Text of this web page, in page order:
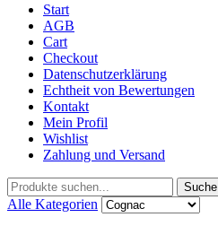
Start
AGB
Cart
Checkout
Datenschutzerklärung
Echtheit von Bewertungen
Kontakt
Mein Profil
Wishlist
Zahlung und Versand
Suche
Alle Kategorien